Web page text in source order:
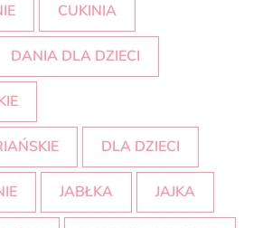
CUKINIA
DANIA DLA DZIECI
DLA DZIECI
JABŁKA JAJKA